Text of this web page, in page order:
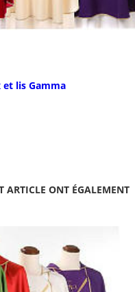
et lis Gamma
ARTICLE ONT ÉGALEMENT